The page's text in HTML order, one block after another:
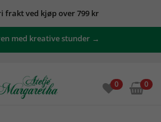
frakt ved kjøp over 799 kr
med kreative stunder →
0 0